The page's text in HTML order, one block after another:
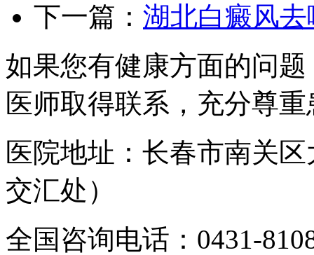
下一篇： 湖北白癜风
如果您有健康方面的问
医师取得联系，充分尊
医院地址：长春市南关
交汇处）
全国咨询电话： 0431-